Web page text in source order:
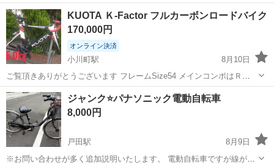
用される車両や歩行者の方が安全に安心して通行するために適切に誘
導してください。 勤務地へは直行直帰OKです! <未経験でも安心!!> 丁
寧な研修20hで基本的な知識を...
アルバイト・パート
KUOTA Ｋ-Factor フルカーボンロードバイク
170,000円
オンライン決済
小川町駅
8月10日
ご覧頂きありがとうございます フレームSize54 メインコンポはＲ
7000で組み上げております。 エアロハンドル TOSEEK（新品） バー
テープ （新品） サドル （新品） ワイヤー アウターワイヤー
（新品） チェーン...
埼玉 比企郡 小川町駅 ロードバイク
ジャンク⭐️パナソニック電動自転車
8,000円
戸田駅
8月9日
※お問い合わせが多く追加説明いたします。 電動自転車ですが線が切